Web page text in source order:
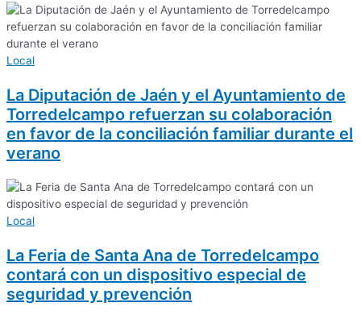
Local
La Diputación de Jaén y el Ayuntamiento de
Torredelcampo refuerzan su colaboración
en favor de la conciliación familiar durante el
verano
Local
La Feria de Santa Ana de Torredelcampo
contará con un dispositivo especial de
seguridad y prevención